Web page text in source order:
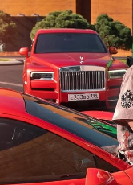
В мае 2025 года
международный
В его отношении
неуплате налогов
доходов в особо
мужчину заочно
Фото: База розыска МВД
НАЛОГИ
ГАСАН ГУСЕЙНОВ